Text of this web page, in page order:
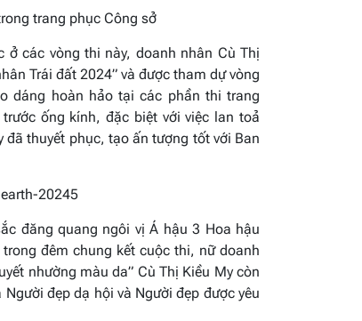
trang phục Công sở
các vòng thi này, doanh nhân Cù Thị
Trái đất 2024” và được tham dự vòng
dáng hoàn hảo tại các phần thi trang
ống kính, đặc biệt với việc lan toả
thuyết phục, tạo ấn tượng tốt với Ban
đăng quang ngôi vị Á hậu 3 Hoa hậu
đêm chung kết cuộc thi, nữ doanh
nhường màu da” Cù Thị Kiều My còn
đẹp dạ hội và Người đẹp được yêu